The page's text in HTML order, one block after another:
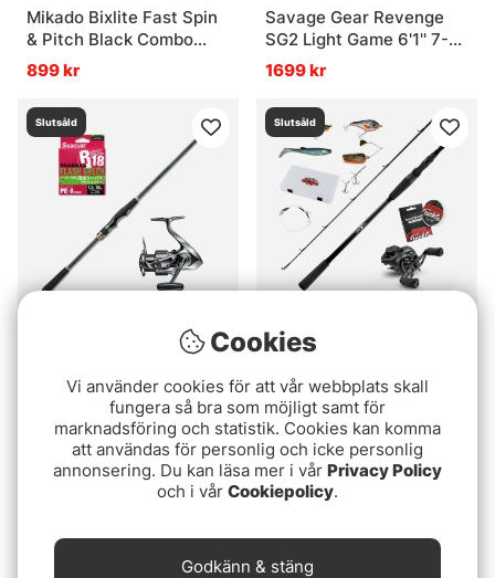
Mikado Bixlite Fast Spin
& Pitch Black Combo
7'3'', 4-18g
899 kr
Savage Gear Revenge
SG2 Light Game 6'1'' 7-
22g Casting Combo
1699 kr
Slutsåld
Megabass Cookai CK-
Slutsåld
Söder Tackle Lake X Pike
Combo
2299 kr
Slutsåld Slutsåld
Cookies
Vi använder cookies för att vår webbplats skall
fungera så bra som möjligt samt för
marknadsföring och statistik. Cookies kan komma
att användas för personlig och icke personlig
annonsering. Du kan läsa mer i vår Privacy Policy
och i vår Cookiepolicy.
Godkänn & stäng